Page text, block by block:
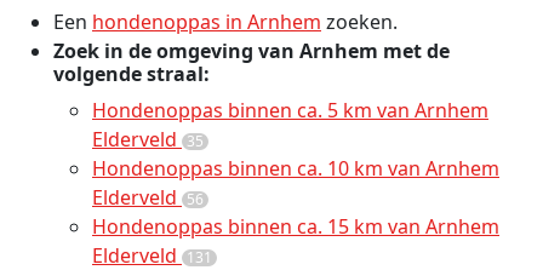
Een hondenoppas in Arnhem zoeken.
Zoek in de omgeving van Arnhem met de
volgende straal:
Hondenoppas binnen ca. 5 km van Arnhem
Elderveld 35
Hondenoppas binnen ca. 10 km van Arnhem
Elderveld 56
Hondenoppas binnen ca. 15 km van Arnhem
Elderveld 131